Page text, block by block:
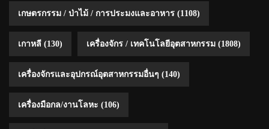
เกษตรกรรม / ป่าไม้ / การประมงและอาหาร (1108)
เกาหลี (130) เครื่องจักร / เทคโนโลยีอุตสาหกรรม (1808)
เครื่องจักรและอุปกรณ์อุตสาหกรรมอื่นๆ (140)
เครื่องมือกล/งานโลหะ (106)